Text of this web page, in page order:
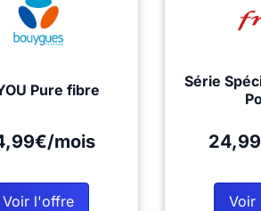
Pure fibre
mois
Voir l'offre
Série
Voir